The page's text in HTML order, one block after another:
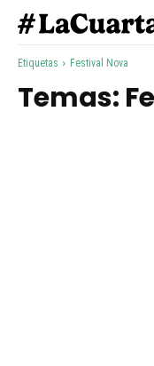
Etiquetas Festival Nova
Temas: